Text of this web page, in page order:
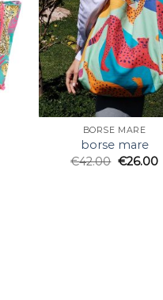
BORSE MARE
borse mare
€42.00 €26.00